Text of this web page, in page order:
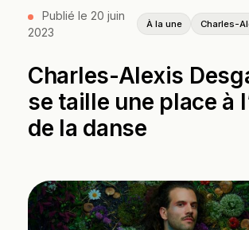
Publié le 20 juin
2023
À la une Charles-
Charles-Alexis
se taille une place à
de la danse